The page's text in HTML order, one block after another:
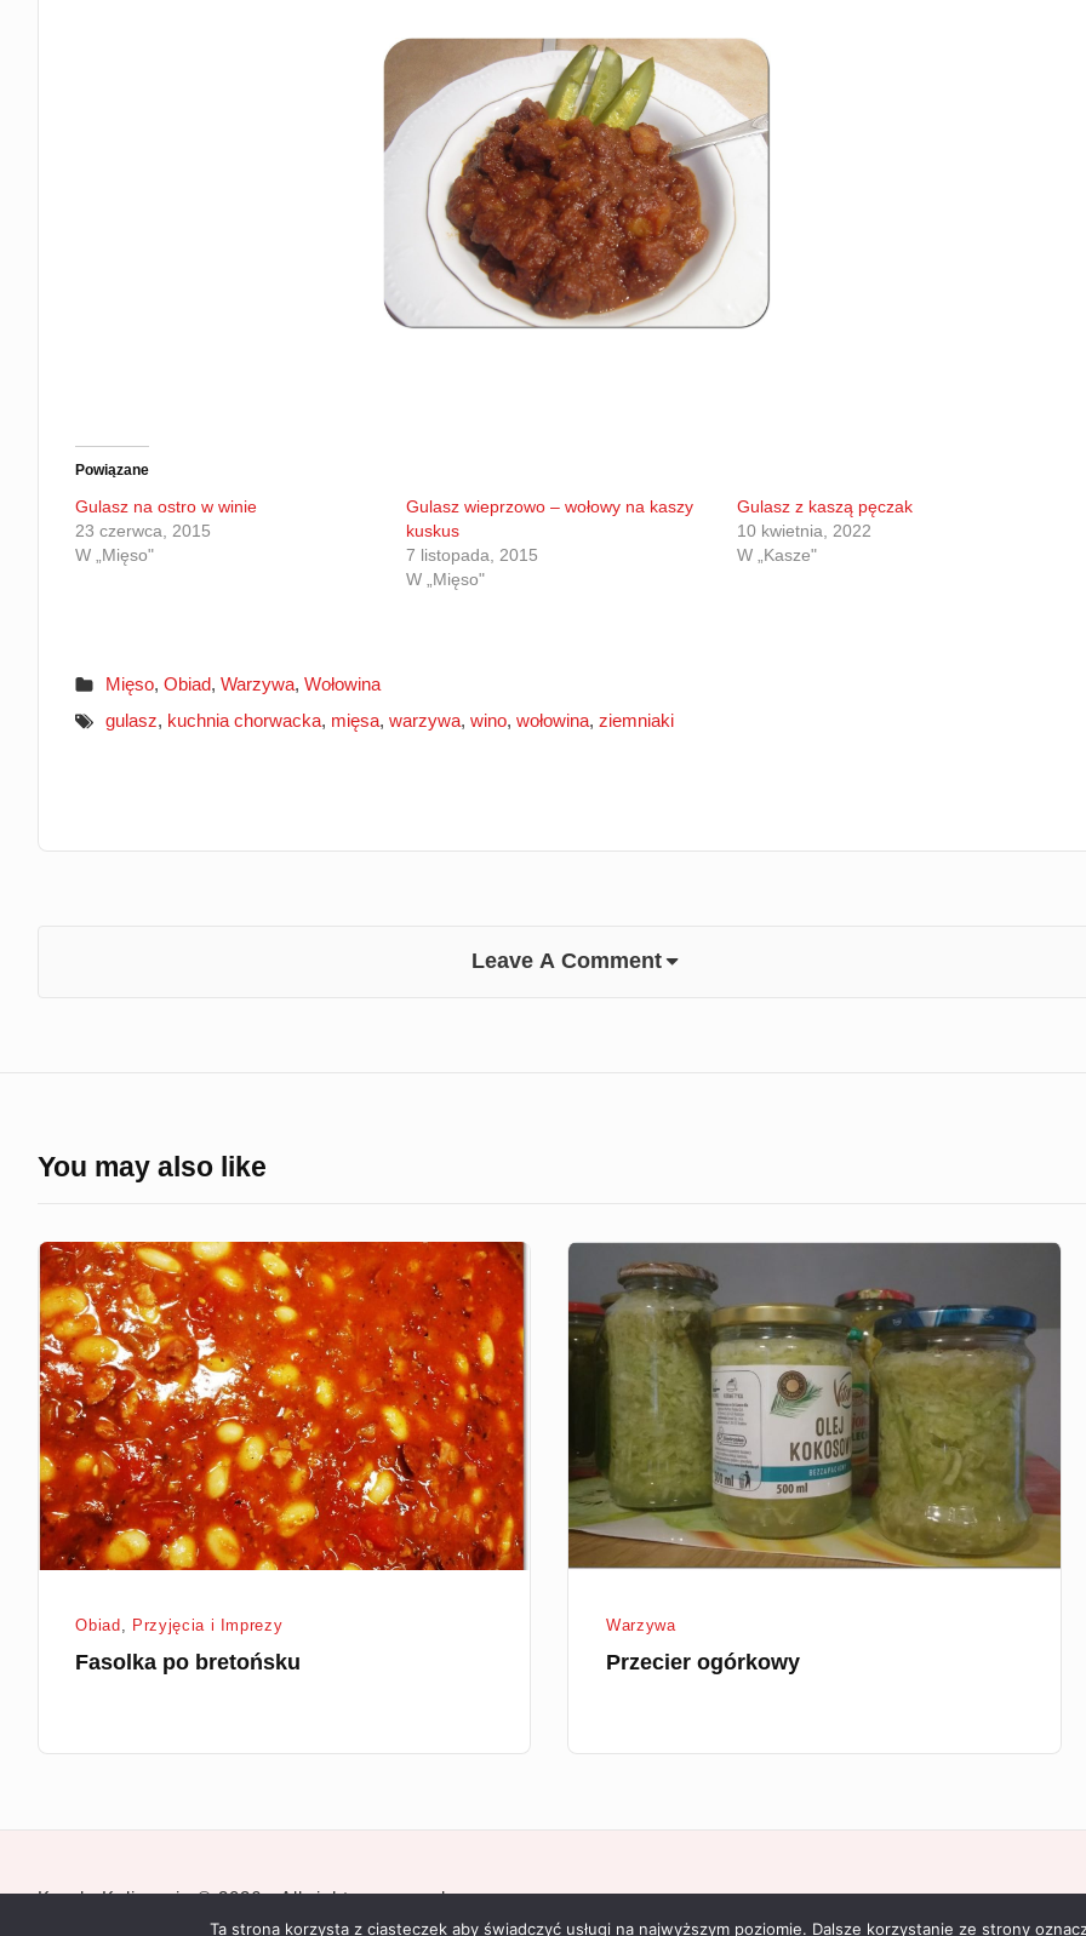
Powiązane
Gulasz na ostro w winie
23 czerwca, 2015
W „Mięso"
Gulasz wieprzowo – wołowy na kaszy
kuskus
7 listopada, 2015
W „Mięso"
Gulasz z kaszą pęczak
10 kwietnia, 2022
W „Kasze"
Mięso,Obiad,Warzywa,Wołowina
gulasz, kuchnia chorwacka, mięsa,warzywa,wino,wołowina,ziemniaki
Leave A Comment
You may also like
Fasolka
po
bretońsku
Obiad Przyjęcia i Imprezy
Fasolka po bretońsku
Przecier
ogórkowy
Warzywa
Przecier ogórkowy
Karola Kulinarnie © 2026 · All rights reserved
Ta strona korzysta z ciasteczek aby świadczyć usługi na najwyższym poziomie. Dalsze korzystanie ze strony